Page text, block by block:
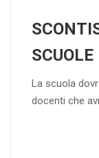
SCUOLE
La scuola
docenti che